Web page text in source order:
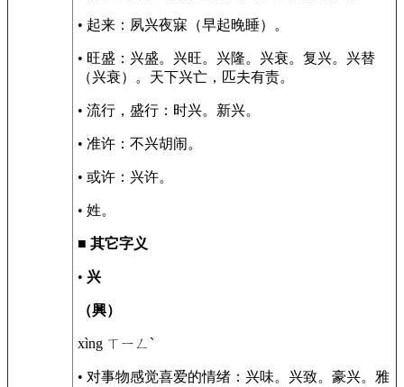
• 起来：夙兴夜寐（早起晚睡）。
• 旺盛：兴盛。兴旺。兴隆。兴衰。复兴。兴替
（兴衰）。天下兴亡，匹夫有责。
• 流行，盛行：时兴。新兴。
• 准许：不兴胡闹。
• 或许：兴许。
• 姓。
■ 其它字义
• 兴
（興）
xìng ㄒㄧㄥˋ
• 对事物感觉喜爱的情绪：兴味。兴致。豪兴。雅